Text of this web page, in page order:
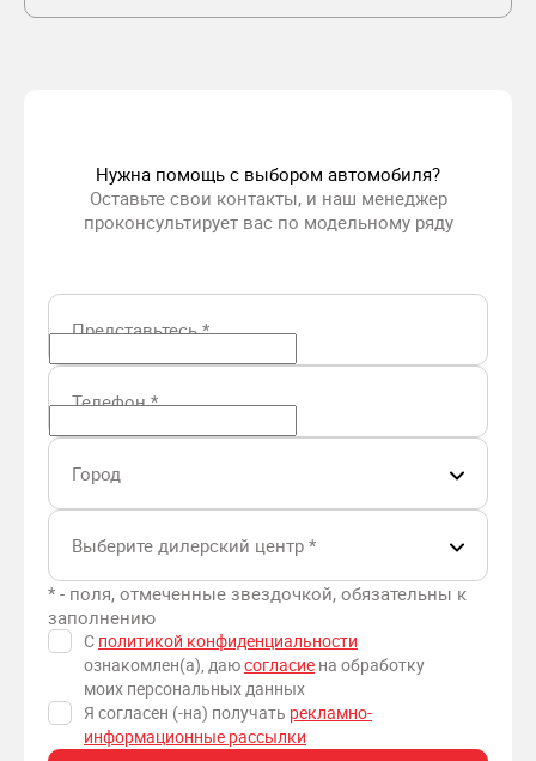
Нужна помощь с выбором автомобиля?
Оставьте свои контакты, и наш менеджер
проконсультирует вас по модельному ряду
Представьтесь*
Телефон*
Город
Выберите дилерский центр *
* - поля, отмеченные звездочкой, обязательны к
заполнению
С политикой конфиденциальности
ознакомлен(а), даюсогласие
моих персональных данных
Я согласен (-на) получать рекламно-
информационные рассылки